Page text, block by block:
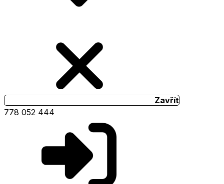
Zavřít
778 052 444